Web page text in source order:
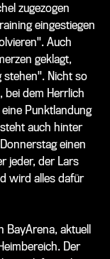
zugezogen
eingestiegen
Auch
geklagt,
stehen". Nicht so
bei dem Herrlich
Punktlandung
auch hinter
einen
jeder, der Lars
wird alles dafür
aktuell
Der